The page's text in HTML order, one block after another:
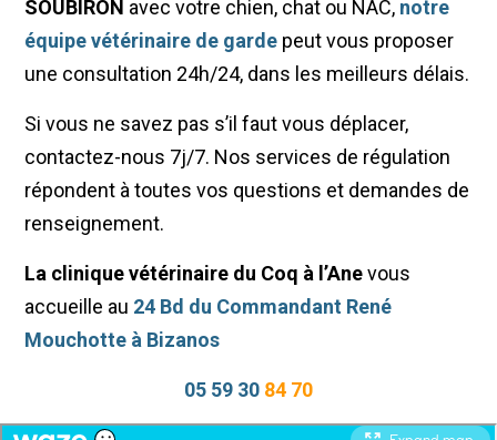
SOUBIRON avec votre chien, chat ou NAC, notre
équipe vétérinaire de garde peut vous proposer
une consultation 24h/24, dans les meilleurs délais.
Si vous ne savez pas s’il faut vous déplacer,
contactez-nous 7j/7. Nos services de régulation
répondent à toutes vos questions et demandes de
renseignement.
La clinique vétérinaire du Coq à l’Anevous
accueille au 24 Bd du Commandant René
Mouchotte à Bizanos
05 59 30 84 70